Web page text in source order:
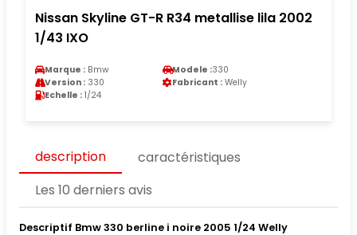
Nissan Skyline GT-R R34 metallise lila 2002
1/43 IXO
Marque : Bmw Modele :330
Version : 330 Fabricant : Welly
Echelle : 1/24
description
caractéristiques
Les 10 derniers avis
Descriptif Bmw 330 berline i noire 2005 1/24 Welly